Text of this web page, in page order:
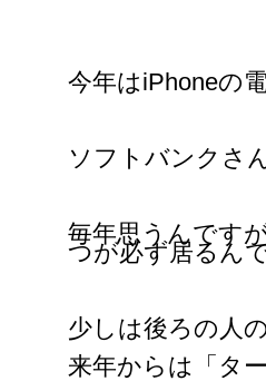
今年はiPhoneの
ソフトバンクさ
毎年思うんです
つが必ず居るん
少しは後ろの人
来年からは「タ